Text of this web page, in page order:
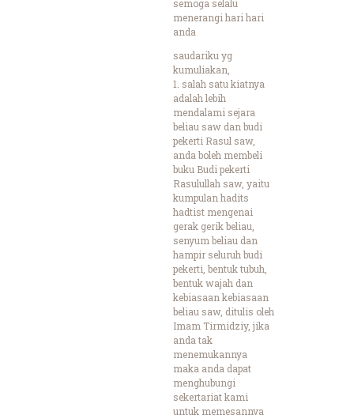
semoga selalu
menerangi hari hari
anda
saudariku yg
kumuliakan,
1. salah satu kiatnya
adalah lebih
mendalami sejara
beliau saw dan budi
pekerti Rasul saw,
anda boleh membeli
buku Budi pekerti
Rasulullah saw, yaitu
kumpulan hadits
hadtist mengenai
gerak gerik beliau,
senyum beliau dan
hampir seluruh budi
pekerti, bentuk tubuh,
bentuk wajah dan
kebiasaan kebiasaan
beliau saw, ditulis oleh
Imam Tirmidziy, jika
anda tak
menemukannya
maka anda dapat
menghubungi
sekertariat kami
untuk memesannya